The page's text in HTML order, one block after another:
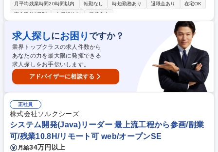
サブリーダーとして参画。数名の管理を行いながら開発業務に携わってい
の人員の管理、お客様との折衝に携わる。 ■入社8年後：マネージャーと
して10名程度の管理をしながら、複数プロジェクトを動かしていただく。
募集職種 システム開発(Java)◆最上流工程から参画/副業可/残業10.8H/リ
モート可
月平均残業時間20時間以内
転勤なし 時短勤務あり 退職金あり
在宅OK
完全週休2日制
土日祝休み 服装自由
求人探しにお困り ですか？
業界トップクラスの求人件数から
あなたの力を最大限に発揮できる
求人探しをお手伝いします。
アドバイザーに相談する
正社員
株式会社ソルクシーズ
システム開発(Java)リーダー 最上流工程から参画/副業
可/残業10.8H/リモート可 web/オープンSE
月給34万円以上